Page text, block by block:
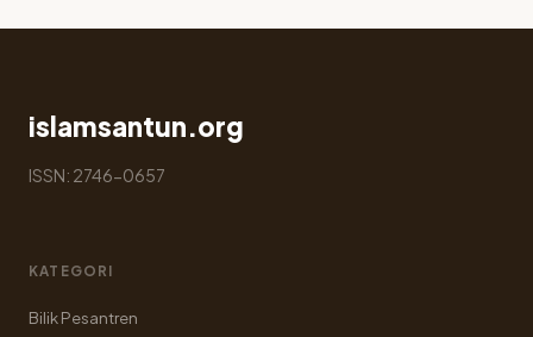
islamsantun.org
ISSN: 2746-0657
KATEGORI
Bilik Pesantren